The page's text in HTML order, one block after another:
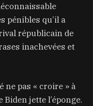
pénibles qu’il a
républicain de
inachevées et
ne pas « croire » à
jette l’éponge.